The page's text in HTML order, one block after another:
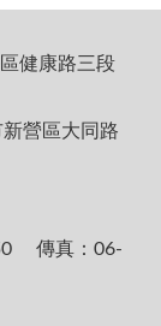
健康路三段
營區大同路
傳真：06-